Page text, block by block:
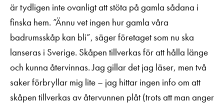
är tydligen inte ovanligt att stöta på gamla sådana i
finska hem. ”Ännu vet ingen hur gamla våra
badrumsskåp kan bli”, säger företaget som nu ska
lanseras i Sverige. Skåpen tillverkas för att hålla länge
och kunna återvinnas. Jag gillar det jag läser, men två
saker förbryllar mig lite – jag hittar ingen info om att
skåpen tillverkas av återvunnen plåt (trots att man anger